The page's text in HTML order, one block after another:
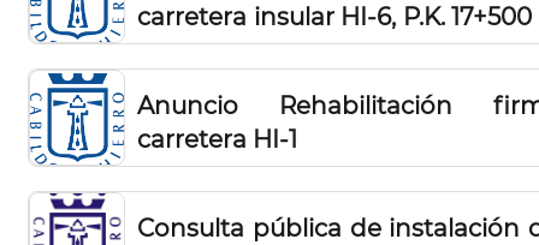
carretera insular HI-6, P.K. 17+500
P.K. 19+600, T.M. La Frontera
Anuncio Rehabilitación
carretera HI-1
Consulta pública de instalación